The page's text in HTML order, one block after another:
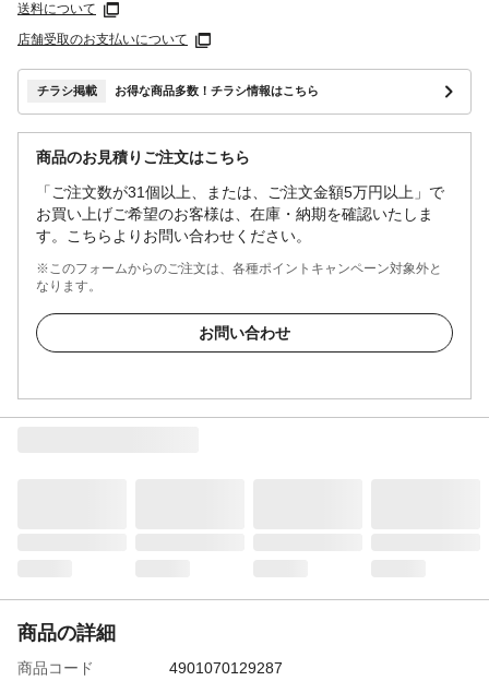
送料について
店舗受取のお支払いについて
チラシ掲載 お得な商品多数！チラシ情報はこちら
商品のお見積りご注文はこちら
「ご注文数が31個以上、または、ご注文金額5万円以上」で
お買い上げご希望のお客様は、在庫・納期を確認いたしま
す。こちらよりお問い合わせください。
※このフォームからのご注文は、各種ポイントキャンペーン対象外と
なります。
お問い合わせ
商品の詳細
商品コード
4901070129287